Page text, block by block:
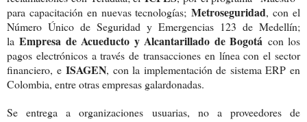
para capacitación en nuevas tecnologías; Metroseguridad, con el
Número Único de Seguridad y Emergencias 123 de Medellín;
la Empresa de Acueducto y Alcantarillado de Bogotá con los
pagos electrónicos a través de transacciones en línea con el sector
financiero, e ISAGEN, con la implementación de sistema ERP en
Colombia, entre otras empresas galardonadas.
Se entrega a organizaciones usuarias, no a proveedores de